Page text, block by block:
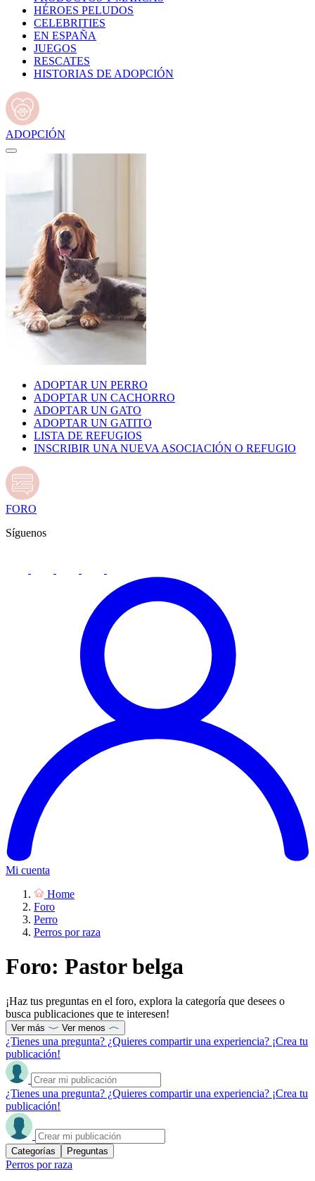
HÉROES PELUDOS
CELEBRITIES
EN ESPAÑA
JUEGOS
RESCATES
HISTORIAS DE ADOPCIÓN
ADOPCIÓN
ADOPTAR UN PERRO
ADOPTAR UN CACHORRO
ADOPTAR UN GATO
ADOPTAR UN GATITO
LISTA DE REFUGIOS
INSCRIBIR UNA NUEVA ASOCIACIÓN O REFUGIO
FORO
Síguenos
Mi cuenta
Home
Foro
Perro
Perros por raza
Foro: Pastor belga
¡Haz tus preguntas en el foro, explora la categoría que desees o
busca publicaciones que te interesen!
Ver más Ver menos
¿Tienes una pregunta? ¿Quieres compartir una experiencia? ¡Crea tu
publicación!
¿Tienes una pregunta? ¿Quieres compartir una experiencia? ¡Crea tu
publicación!
Categorías Preguntas
Perros por raza